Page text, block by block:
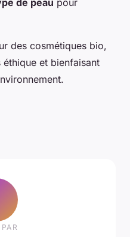
des cosmétiques bio,
et bienfaisant